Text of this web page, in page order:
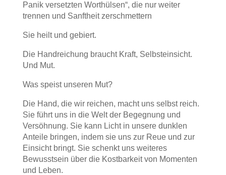
Panik versetzten Worthülsen“, die nur weiter
trennen und Sanftheit zerschmettern
Sie heilt und gebiert.
Die Handreichung braucht Kraft, Selbsteinsicht.
Und Mut.
Was speist unseren Mut?
Die Hand, die wir reichen, macht uns selbst reich.
Sie führt uns in die Welt der Begegnung und
Versöhnung. Sie kann Licht in unsere dunklen
Anteile bringen, indem sie uns zur Reue und zur
Einsicht bringt. Sie schenkt uns weiteres
Bewusstsein über die Kostbarkeit von Momenten
und Leben.